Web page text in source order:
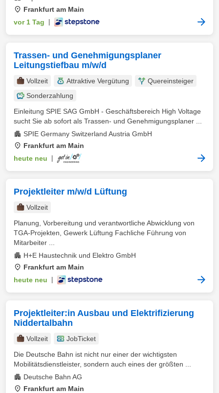
Frankfurt am Main
vor 1 Tag
Trassen- und Genehmigungsplaner
Leitungstiefbau m/w/d
Vollzeit Attraktive Vergütung
Quereinsteiger
Sonderzahlung
Einleitung SPIE SAG GmbH - Geschäftsbereich High Voltage
sucht Sie ab sofort als Trassen- und Genehmigungsplaner ...
SPIE Germany Switzerland Austria GmbH
Frankfurt am Main
heute neu
Projektleiter m/w/d Lüftung
Vollzeit
Planung, Vorbereitung und verantwortliche Abwicklung von
TGA-Projekten, Gewerk Lüftung Fachliche Führung von
Mitarbeiter ...
H+E Haustechnik und Elektro GmbH
Frankfurt am Main
heute neu
Projektleiter:in Ausbau und Elektrifizierung
Niddertalbahn
Vollzeit
JobTicket
Die Deutsche Bahn ist nicht nur einer der wichtigsten
Mobilitätsdienstleister, sondern auch eines der größten ...
Deutsche Bahn AG
Frankfurt am Main